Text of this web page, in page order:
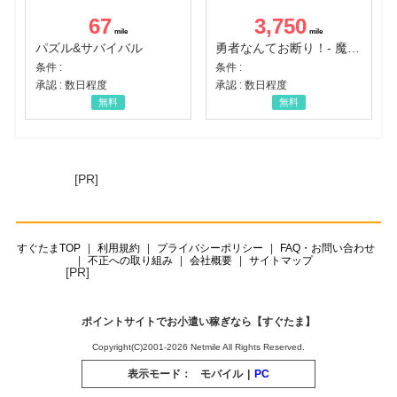
67
パズル&サバイバル
条件 :
承認 : 数日程度
無料
3,750
条件 :
承認 : 数日程度
無料
[PR]
すぐたまTOP 利用規約 プライバシーポリシー
FAQ・お問い合わせ
不正への取り組み
会社概要 サイトマップ
[PR]
ポイントサイトでお小遣い稼ぎなら【すぐたま】
Copyright(C)2001-2026 Netmile All Rights Reserved.
表示モード： モバイル | PC